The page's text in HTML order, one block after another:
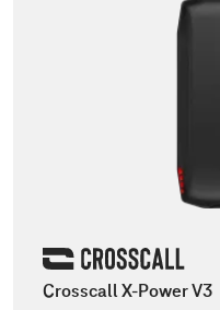
Crosscall X-Power V3